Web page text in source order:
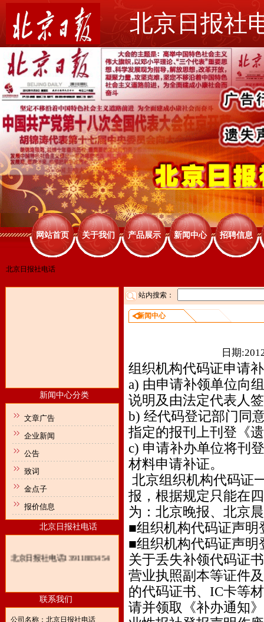
北京日报社
网站首页 关于我们 产品展示 新闻中心 招聘信息
北京日报社电话
新闻中心分类
文章广告
企业新闻
公告
致词
金点子
报价信息
北京日报社电话
北京日报社电话13911883454
联系我们
公司名称：北京日报社电话
站内搜索：
新闻中心
日期
组织机构代码证申请
a) 由申请补领单位向
说明及由法定代表人
b) 经代码登记部门同
指定的报刊上刊登《
c) 申请补办单位将刊
材料申请补证。
北京组织机构代码证
报，根据规定只能在
为：北京晚报、北京
■组织机构代码证声
■组织机构代码证声明
关于丢失补领代码证
营业执照副本等证件
的代码证书、IC卡等
请并领取《补办通知